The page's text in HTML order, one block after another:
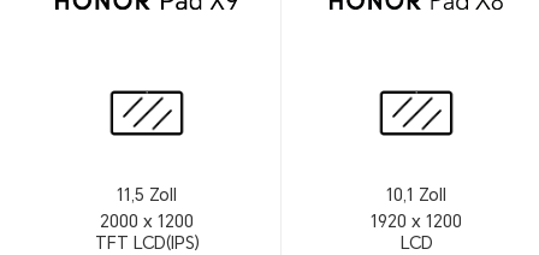
11,5 Zoll
2000 x 1200
TFT LCD(IPS)
10,1 Zoll
1920 x 1200
LCD